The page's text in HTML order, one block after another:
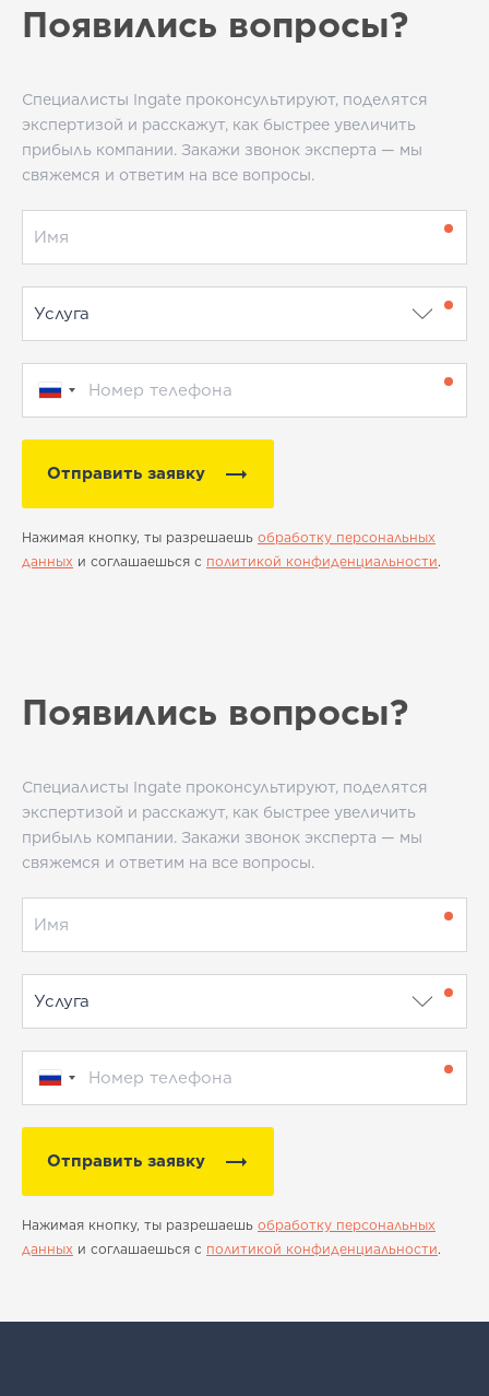
Появились вопросы?
Специалисты Ingate проконсультируют, поделятся
экспертизой и расскажут, как быстрее увеличить
прибыль компании. Закажи звонок эксперта — мы
свяжемся и ответим на все вопросы.
Отправить заявку
Нажимая кнопку, ты разрешаешь обработку персональных
данных и соглашаешься с политикой конфиденциальности.
Появились вопросы?
Специалисты Ingate проконсультируют, поделятся
экспертизой и расскажут, как быстрее увеличить
прибыль компании. Закажи звонок эксперта — мы
свяжемся и ответим на все вопросы.
Отправить заявку
Нажимая кнопку, ты разрешаешь обработку персональных
данных и соглашаешься с политикой конфиденциальности.